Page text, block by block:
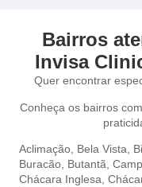
Bairros
Invisa
Quer encontrar
Conheça os bairros
Aclimação, Bela Vista,
Buracão, Butantã,
Chácara Inglesa,